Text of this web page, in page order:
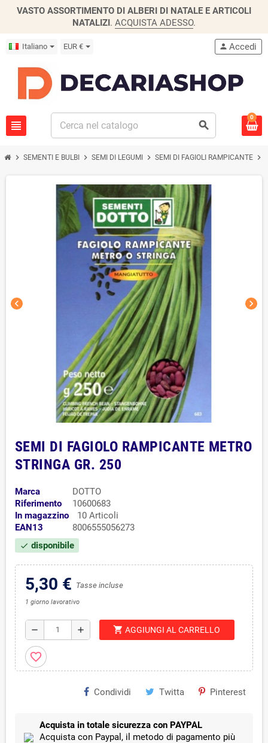
VASTO ASSORTIMENTO DI ALBERI DI NATALE E ARTICOLI
NATALIZI. ACQUISTA ADESSO.
Italiano EUR €
view_headline search
person Accedi
0
chevron_right SEMENTI E BULBI chevron_right SEMI DI LEGUMI chevron_right SEMI DI FAGIOLI RAMPICANTE chevron_right
chevron_left chevron_right
SEMI DI FAGIOLO RAMPICANTE METRO
STRINGA GR. 250
Marca
DOTTO
Riferimento
10600683
In magazzino
10 Articoli
EAN13
8006555056273
check disponibile
5,30 € Tasse incluse
1 giorno lavorativo
remove add shopping_cart AGGIUNGI AL CARRELLO
favorite_border
Condividi Twitta Pinterest
Acquista in totale sicurezza con PAYPAL
Acquista con Paypal, il metodo di pagamento più